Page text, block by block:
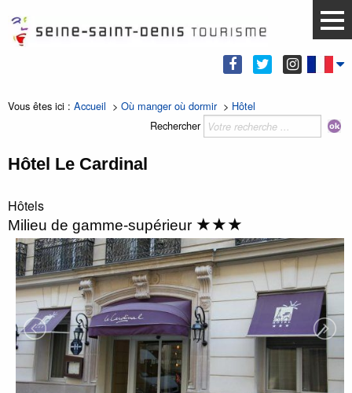
Vous êtes ici : Accueil > Où manger où dormir> Hôtel
Rechercher
Hôtel Le Cardinal
Hôtels
Milieu de gamme-supérieur ★★★